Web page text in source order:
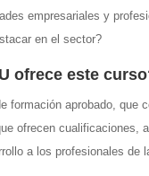
empresariales y
en el sector?
ofrece este
formación aprobado, que
ofrecen cualificaciones,
a los profesionales de